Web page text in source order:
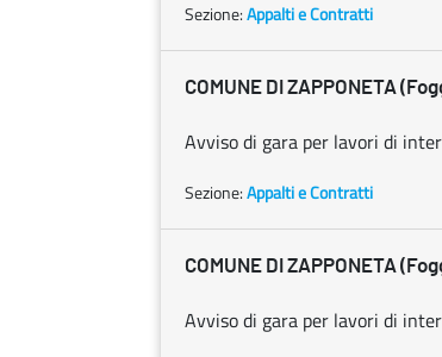
Sezione:Appalti e Contratti
COMUNE DI ZAPPONETA
Avviso di gara per lavori di
Sezione:Appalti e Contratti
COMUNE DI ZAPPONETA
Avviso di gara per lavori di